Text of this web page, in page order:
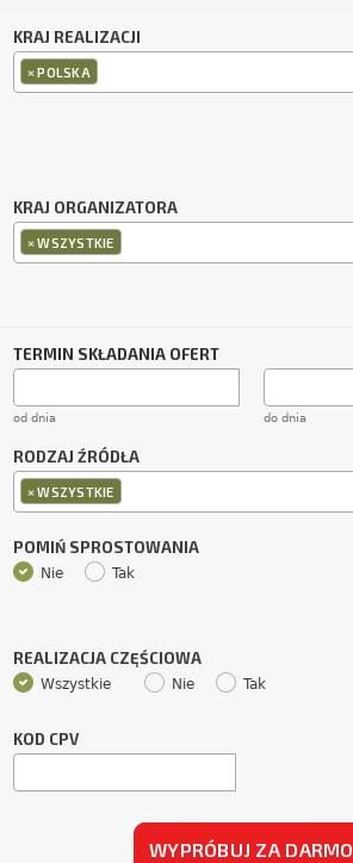
KRAJ REALIZACJI
×POLSKA
KRAJ ORGANIZATORA
×WSZYSTKIE
TERMIN SKŁADANIA OFERT
od dnia do dnia
RODZAJ ŹRÓDŁA
×WSZYSTKIE
POMIŃ SPROSTOWANIA
Nie Tak
REALIZACJA CZĘŚCIOWA
Wszystkie Nie Tak
KOD CPV
WYPRÓBUJ ZA DARMO